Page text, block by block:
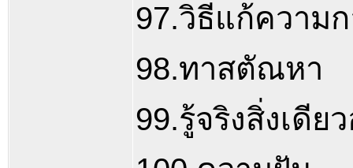
97.วิธีแก้ความ
98.ทาสตัณหา
99.รู้จริงสิ่งเดีย